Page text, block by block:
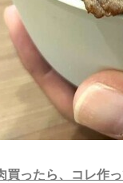
買ったら、コレ作